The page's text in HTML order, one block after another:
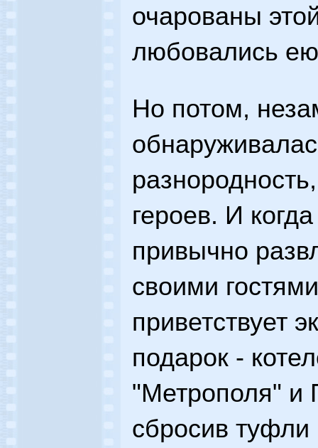
очарованы
любовались
Но потом,
героев. И
привычно
своими
приветствует
подарок -
"Метрополя" и
сбросив туфли